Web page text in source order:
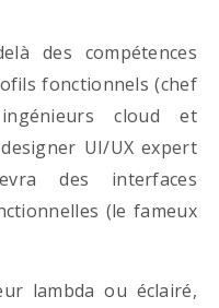
des compétences
fonctionnels (chef
cloud et
UI/UX expert
des interfaces
(le fameux
lambda ou éclairé,